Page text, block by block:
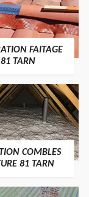
FAITAGE
81 TARN
COMBLES
81 TARN